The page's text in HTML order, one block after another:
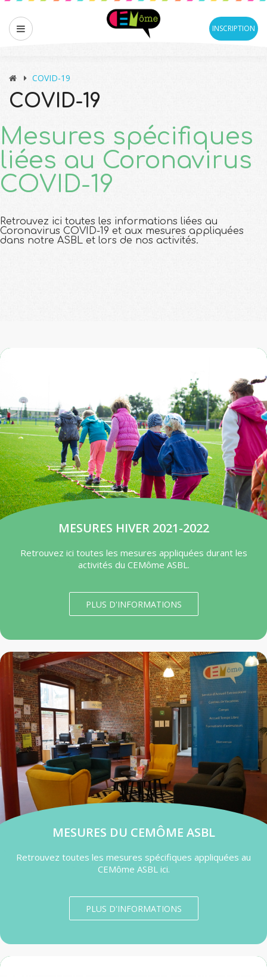
INSCRIPTION
COVID-19
COVID-19
Mesures spécifiques
liées au Coronavirus
COVID-19
Retrouvez ici toutes les informations liées au
Coronavirus COVID-19 et aux mesures appliquées
dans notre ASBL et lors de nos activités.
MESURES HIVER 2021-2022
Retrouvez ici toutes les mesures appliquées durant les
activités du CEMôme ASBL.
PLUS D'INFORMATIONS
MESURES DU CEMÔME ASBL
Retrouvez toutes les mesures spécifiques appliquées au
CEMôme ASBL ici.
PLUS D'INFORMATIONS